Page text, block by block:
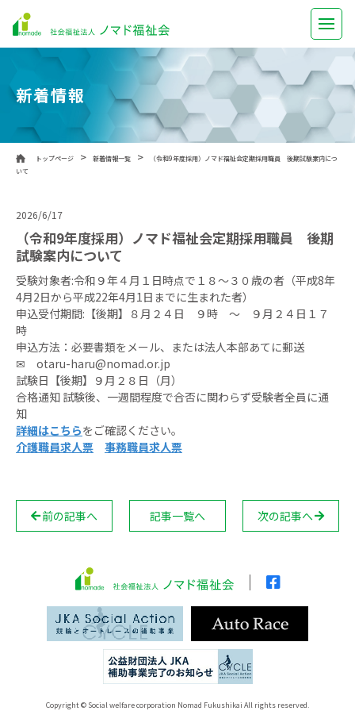
社会福祉法人 ノマ
新着情報
トップページ > 新着情報一覧 >
（令和9年度採用）ノマド福祉会定期採用職員 後期試験案内につ
いて
2026/6/17
（令和9年度採用）ノマド福祉会定期採用職員 後期
試験案内について
受験対象者:令和９年４月１日時点で１８～３０歳の者（平成8年
4月2日から平成22年4月1日までに生まれた者）
申込受付期間:【後期】８月２４日 ９時 ～ ９月２４日１７
時
申込方法：必要書類をメール、または法人本部あてに郵送
✉ otaru-haru@nomad.or.jp
試験日【後期】９月２８日（月）
合格通知 試験後、一週間程度で合否に関わらず受験者全員に通
知
詳細はこちらをご確認ください。
介護職員求人票
事務職員求人票
前の記事へ 記事一覧へ 次の記事へ
Copyright © Social welfare corporation Nomad Fukushikai All rights reserved.